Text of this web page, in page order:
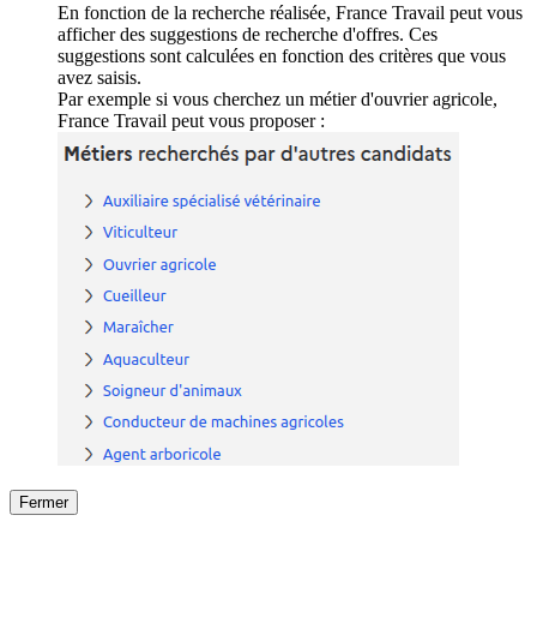
En fonction de la recherche réalisée, France Travail peut vous
afficher des suggestions de recherche d'offres. Ces
suggestions sont calculées en fonction des critères que vous
avez saisis.
Par exemple si vous cherchez un métier d'ouvrier agricole,
France Travail peut vous proposer :
Fermer